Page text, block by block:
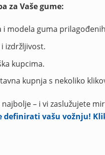
za Vaše gume:
i modela guma
izdržljivost.
kupcima.
kupnja s nekoliko
– i vi zaslužujete
definirati vašu vožnju!